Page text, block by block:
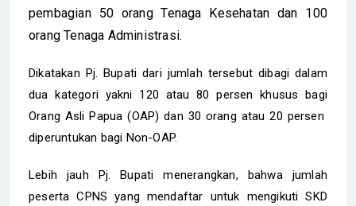
pembagian 50 orang Tenaga Kesehatan dan 100
orang Tenaga Administrasi.
Dikatakan Pj. Bupati dari jumlah tersebut dibagi dalam
dua kategori yakni 120 atau 80 persen khusus bagi
Orang Asli Papua (OAP) dan 30 orang atau 20 persen
diperuntukan bagi Non-OAP.
Lebih jauh Pj. Bupati menerangkan, bahwa jumlah
peserta CPNS yang mendaftar untuk mengikuti SKD